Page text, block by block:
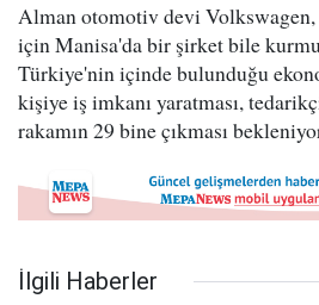
Alman otomotiv devi
için Manisa'da bir şirket bile
Türkiye'nin içinde bulunduğu
kişiye iş imkanı yaratması,
rakamın 29 bine çıkması
İlgili Haberler